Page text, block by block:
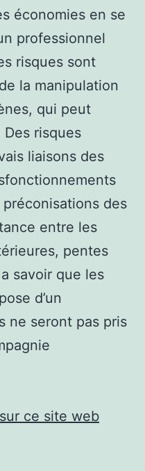
économies en se
professionnel
risques sont
la manipulation
qui peut
risques
liaisons des
des
entre les
pentes
savoir que les
d’un
ne seront pas pris
sur ce site web